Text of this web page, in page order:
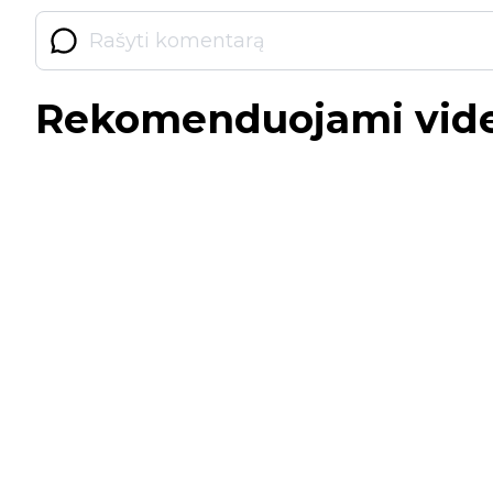
Rekomenduojami